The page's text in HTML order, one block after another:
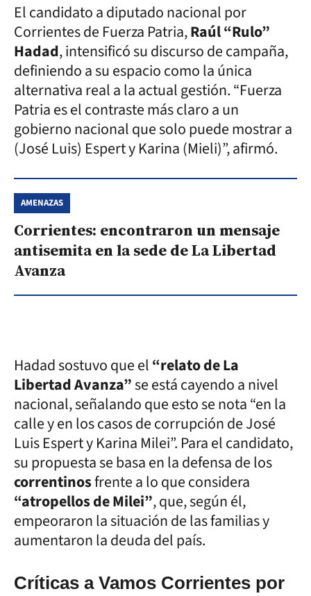
El candidato a diputado nacional por
Corrientes de Fuerza Patria,Raúl “Rulo”
Hadad, intensificó su discurso de campaña,
definiendo a su espacio como la única
alternativa real a la actual gestión. “Fuerza
Patria es el contraste más claro a un
gobierno nacional que solo puede mostrar a
(José Luis) Espert y Karina (Mieli)”, afirmó.
AMENAZAS
Corrientes: encontraron un mensaje
antisemita en la sede de La Libertad
Avanza
Hadad sostuvo que el“relato de La
Libertad Avanza”se está cayendo a nivel
nacional, señalando que esto se nota “en la
calle y en los casos de corrupción de José
Luis Espert y Karina Milei”. Para el candidato,
su propuesta se basa en la defensa de los
correntinosfrente a lo que considera
“atropellos de Milei”, que, según él,
empeoraron la situación de las familias y
aumentaron la deuda del país.
Críticas a Vamos Corrientes por